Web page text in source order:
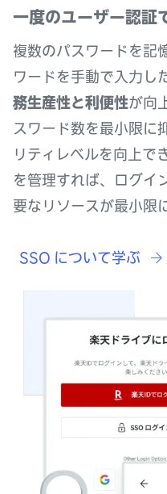
一度のユーザー認証
複数のパスワードを記
ワードを手動で入力し
務生産性と利便性が向
スワード数を最小限に
リティレベルを向上で
を管理すれば、ログイ
要なリソースが最小限
SSO について学ぶ